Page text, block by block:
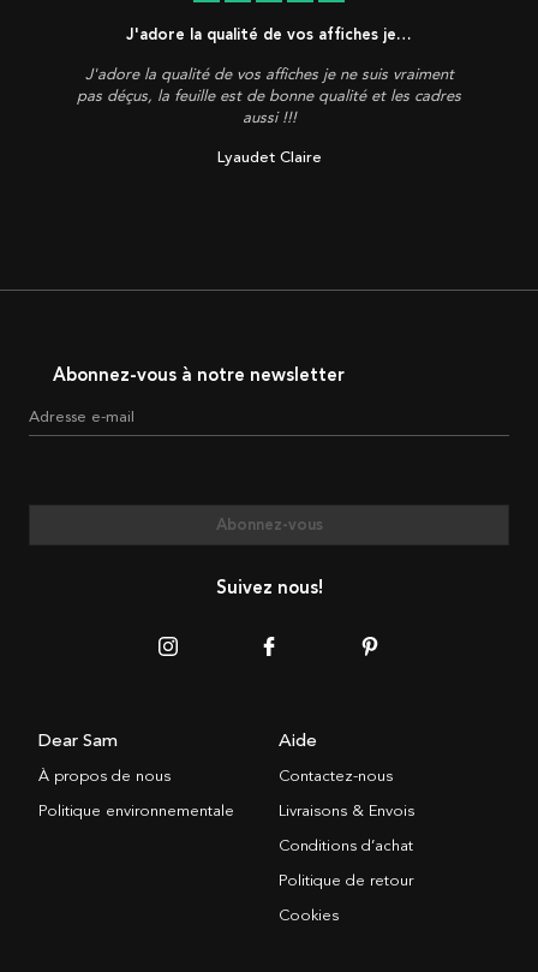
J'adore la qualité de vos affiches je…
J'adore la qualité de vos affiches je ne suis vraiment
pas déçus, la feuille est de bonne qualité et les cadres
aussi !!!
Lyaudet Claire
Abonnez-vous à notre newsletter
Adresse e-mail
Abonnez-vous
Suivez nous!
Dear Sam
À propos de nous
Politique environnementale
Aide
Contactez-nous
Livraisons & Envois
Conditions d’achat
Politique de retour
Cookies